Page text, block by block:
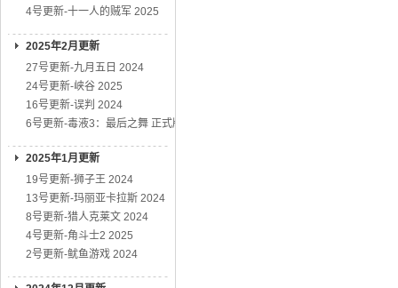
4号更新-十一人的贼军 2025
2025年2月更新
27号更新-九月五日 2024
24号更新-峡谷 2025
16号更新-误判 2024
6号更新-毒液3：最后之舞 正式版
2025年1月更新
19号更新-狮子王 2024
13号更新-玛丽亚卡拉斯 2024
8号更新-猎人克莱文 2024
4号更新-角斗士2 2025
2号更新-鱿鱼游戏 2024